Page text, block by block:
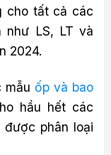
cho tất cả các
như LS, LT và
2024.
mẫu ốp và bao
hầu hết các
phân loại